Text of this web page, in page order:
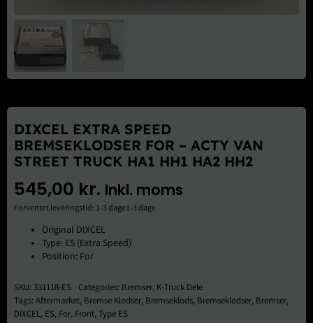
Kontakt Os
DIXCEL EXTRA SPEED
BREMSEKLODSER FOR – ACTY VAN
STREET TRUCK HA1 HH1 HA2 HH2
545,00 kr. Inkl. moms
Forventet leveringstid: 1-3 dage1-3 dage
Original DIXCEL
Type: ES (Extra Speed)
Position: For
SKU: 331118-ES Categories: Bremser, K-Truck Dele
Tags: Aftermarket, Bremse Klodser, Bremseklods, Bremseklodser, Bremser,
DIXCEL, ES, For, Front,Type ES